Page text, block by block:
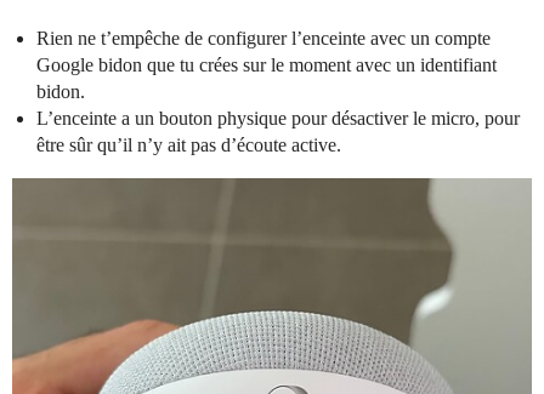
Rien ne t’empêche de configurer l’enceinte avec un compte
Google bidon que tu crées sur le moment avec un identifiant
bidon.
L’enceinte a un bouton physique pour désactiver le micro, pour
être sûr qu’il n’y ait pas d’écoute active.